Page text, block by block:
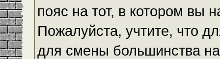
пояс на тот, в котором вы
Пожалуйста, учтите, что
для смены большинства